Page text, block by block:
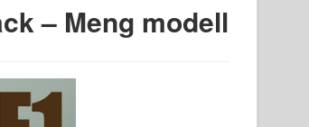
– Meng modell